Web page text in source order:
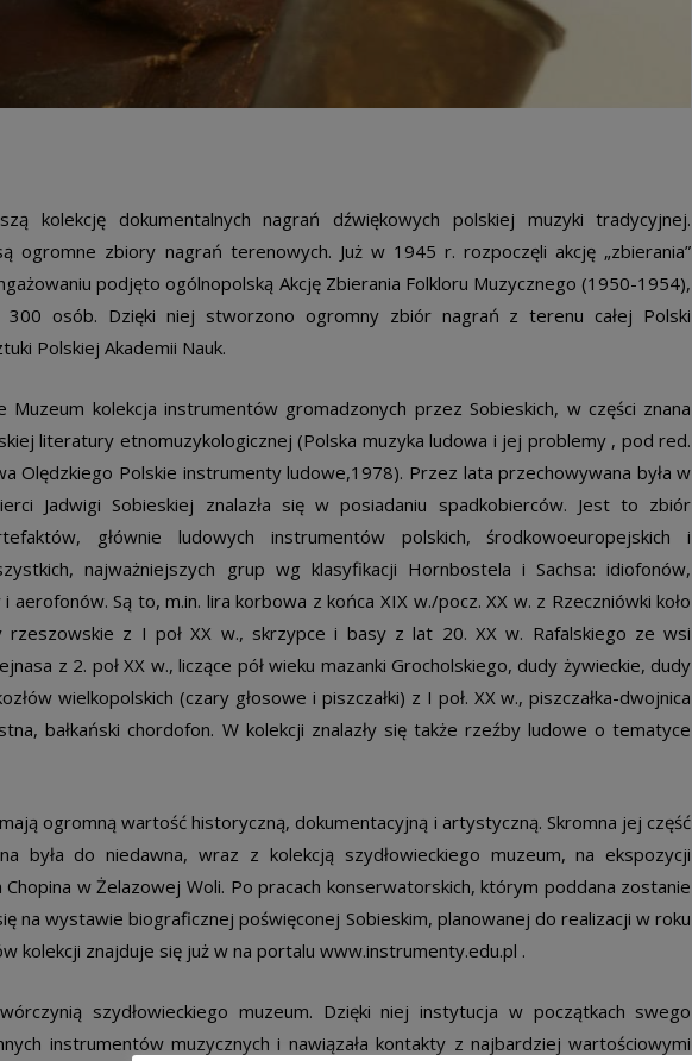
kolekcję dokumentalnych nagrań dźwiękowych polskiej muzyki tradycyjnej.
ogromne zbiory nagrań terenowych. Już w 1945 r. rozpoczęli akcję „zbierania”
podjęto ogólnopolską Akcję Zbierania Folkloru Muzycznego (1950-1954),
300 osób. Dzięki niej stworzono ogromny zbiór nagrań z terenu całej Polski
Polskiej Akademii Nauk.
Muzeum kolekcja instrumentów gromadzonych przez Sobieskich, w części znana
literatury etnomuzykologicznej (Polska muzyka ludowa i jej problemy , pod red.
Olędzkiego Polskie instrumenty ludowe,1978). Przez lata przechowywana była w
Jadwigi Sobieskiej znalazła się w posiadaniu spadkobierców. Jest to zbiór
głównie ludowych instrumentów polskich, środkowoeuropejskich i
najważniejszych grup wg klasyfikacji Hornbostela i Sachsa: idiofonów,
Są to, m.in. lira korbowa z końca XIX w./pocz. XX w. z Rzeczniówki koło
rzeszowskie z I poł XX w., skrzypce i basy z lat 20. XX w. Rafalskiego ze wsi
z 2. poł XX w., liczące pół wieku mazanki Grocholskiego, dudy żywieckie, dudy
wielkopolskich (czary głosowe i piszczałki) z I poł. XX w., piszczałka-dwojnica
bałkański chordofon. W kolekcji znalazły się także rzeźby ludowe o tematyce
ogromną wartość historyczną, dokumentacyjną i artystyczną. Skromna jej część
była do niedawna, wraz z kolekcją szydłowieckiego muzeum, na ekspozycji
w Żelazowej Woli. Po pracach konserwatorskich, którym poddana zostanie
na wystawie biograficznej poświęconej Sobieskim, planowanej do realizacji w roku
kolekcji znajduje się już w na portalu www.instrumenty.edu.pl .
szydłowieckiego muzeum. Dzięki niej instytucja w początkach swego
instrumentów muzycznych i nawiązała kontakty z najbardziej wartościowymi